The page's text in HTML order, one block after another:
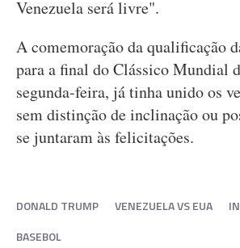
Venezuela será livre".
A comemoração da qualificação
para a final do Clássico Mundial
segunda-feira, já tinha unido os
sem distinção de inclinação ou
se juntaram às felicitações.
DONALD TRUMP VENEZUELA VS EUA
BASEBOL